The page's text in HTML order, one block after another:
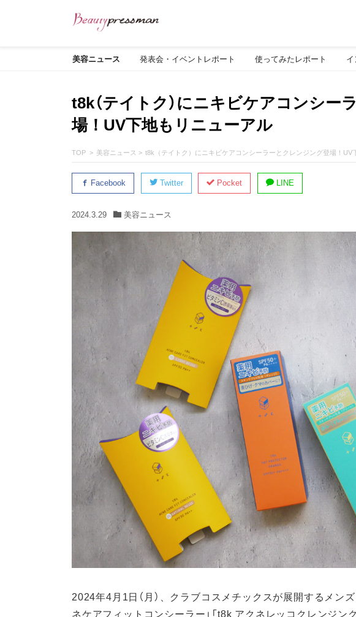
美容ニュース 発表会・イベントレポート 使ってみたレポート
t8k（テイトク）にニキビケアコンシー
場！UV下地もリニューアル
TOP 美容ニュース t8k（テイトク）にニキビケアコンシーラーとクレンジング登場！UV
Facebook Twitter Pocket LINE
2024.3.29 美容ニュース
2024年4月1日（月）、クラブコスメチックスが展開するメン
ネケアフィットコンシーラー」「t8k アクネレッコクレンジン